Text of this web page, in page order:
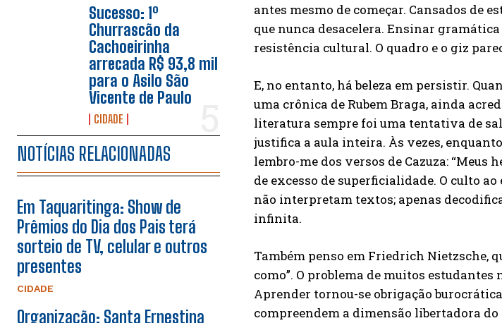
Sucesso: 1º
Churrascão da
Cachoeirinha
arrecada R$ 93,8 mil
para o Asilo São
Vicente de Paulo
CIDADE
NOTÍCIAS RELACIONADAS
Em Taquaritinga: Show de
Prêmios do Dia dos Pais terá
sorteio de TV, celular e outros
presentes
CIDADE
Organização: Santa Ernestina
antes mesmo de começar. Cansados de
que nunca desacelera. Ensinar
resistência cultural. O quadro e o giz
E, no entanto, há beleza em persistir.
uma crônica de Rubem Braga, ainda
literatura sempre foi uma tentativa de
justifica a aula inteira. Às vezes,
lembro-me dos versos de Cazuza:
de excesso de superficialidade. O culto
não interpretam textos; apenas
infinita.
Também penso em Friedrich Nietzsche,
como”. O problema de muitos
Aprender tornou-se obrigação
compreendem a dimensão libertadora